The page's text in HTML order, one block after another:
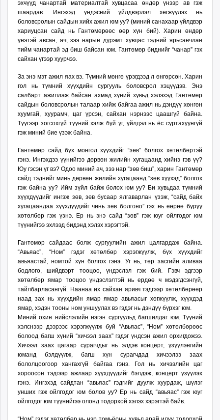
эхчүүд чанартай материалтай хувцасаа өндөр үнээр ав гэж
шаардав. Ингэхэд үндэсний үйлдвэрлэл хөгжүүлэх нь
боловсролын сайдын хийх ажил юм уу? (миний санахаар үйлдвэр
хариуцсан сайд нь Гантөмөрөөс өөр хүн бий). Харин өндөр
үнэтэй авсан, ач, зээ нарын дүрэмт хувцас тэдний ярьсанчлан
тийм чанартай эд биш байсан юм. Гантөмөр биднийг “чанар” гэх
сайхан үгээр хуурчээ.
За энэ мэт ажил яах вэ. Түмний мөнгө үрэгдээд л өнгөрсөн. Харин
гол нь түмний хүүхдийн сургууль боловсрол хэцүүдэв. Энэ
салбарт ажиллаж байсан ахмад хүний хувьд хэлэхэд Гантөмөр
сайдын боловсролын талаар хийж байгаа ажил нь дэндүү хөнгөн
хуумгай, хуурамч, цаг үрсэн, сайхан нэрнээс цаашгүй байна.
Түүгээр зогсохгүй түүний хэлж буй үг, үйлдэл нь ёс суртахуунгүй
гэж миний бие үзэж байна.
Гантөмөр сайд бүх монгол хүүхдийг “зөв” болгох хөтөлбөртэй
гэнэ. Ингэхдээ үүнийгээ дөрвөн жилийн хугацаанд хийнэ гэв үү?
Юу гэсэн үг вэ? Одоо миний ач, зээ нар “зөв биш”, харин Гантөмөр
сайд тэднийг минь дөрвөн жилийн хугацаанд “зөв хүүхэд” болгох
гэж байна уу? Ийм зүйл байж болох юм уу? Би хувьдаа түмний
хүүхдүүдийг ингэж зөв, зөв бусаар ялгаварлан үзэж, “сайд байх
хугацаандаа хүүхдүүдийг чинь зөв болгоно” гэх нь өөрөө буруу
хөтөлбөр гэж үзнэ. Ер нь энэ сайд “зөв” гэж юуг ойлгодог юм
түүнийгээ эхлээд бидэнд хэлэх хэрэгтэй.
Гантөмөр сайдаас болж сургуулийн ажил цалгардаж байна.
“Авьяас”, “Ном” гэдэг хөтөлбөр хэрэгжүүлж, бүх хүүхдийг
авьяастай, номтой хүн болгох гэнэ. Уг нь, төр засгийн аливаа
бодлого, шийдвэрт тооцоо, үндэслэл гэж бий. Гэвч эдгээр
хөтөлбөр ямар тооцоо үндэслэлтэй нь ердөө ч мэдэгдсэнгүй,
тайлбарласангүй. Наанаа их сайхан яривч тэдгээр хөтөлбөрөөр
наад зах нь хүүхдийн ямар ямар авьяасыг хөгжүүлж, хүүхдэд
ямар, хэдэн тооны ном уншуулах вэ гэдэг нь дэндүү бүрхэг юм.
Миний охин нийслэлийн нэгэн сургуульд багшилдаг юм. Түүний
хэлснээр дээрээс хэрэгжүүлж буй “Авьяас”, “Ном” хөтөлбөрөөс
болоод багш хүний “хичээл заах” гэдэг үндсэн ажил орхигдожээ.
Хичээл заах цагаар сурагчдыг нь элдэв концерт, үзүүлэнгийн
юманд бэлдүүлж, багш хүн сурагчдад хичээлээ заах
бололцоогоор хангахгүй байгаа гэнэ. Гол нь хичээлийн цаг
хороосон тэдгээр ажлаар хүүхдүүдийг бэлдэж, концерт үзүүлэх
гэнэ. Ингэхэд сайдтан “авьяас” гэдгийг дуулж хуурдаж, шүлэг
унших гэж ойлгодог юм болов уу? Ер нь сайд “авьяас” гэж юуг
ойлгодог юм түүнийгээ олонд тодорхой хэлэх хэрэгтэй байв.